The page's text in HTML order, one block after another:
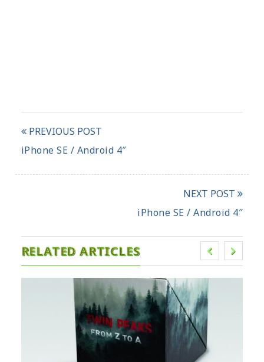
PREVIOUS POST
iPhone SE / Android 4″
NEXT POST
iPhone SE / Android 4″
RELATED ARTICLES